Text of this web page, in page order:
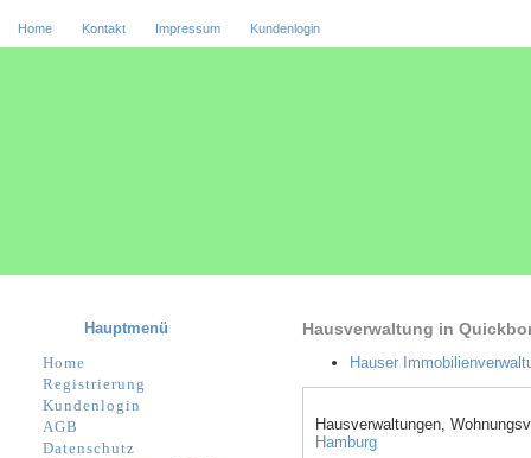
Home Kontakt Impressum Kundenlogin
Hausverwaltung in
Hauser
Hausverwaltungen,
Hamburg
Hauptmenü
Home
Registrierung
Kundenlogin
AGB
Datenschutz